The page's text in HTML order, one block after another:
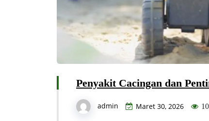
Penyakit Cacingan dan
admin Maret 30, 2026